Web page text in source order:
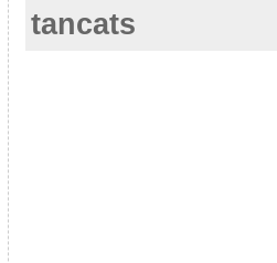
tancats